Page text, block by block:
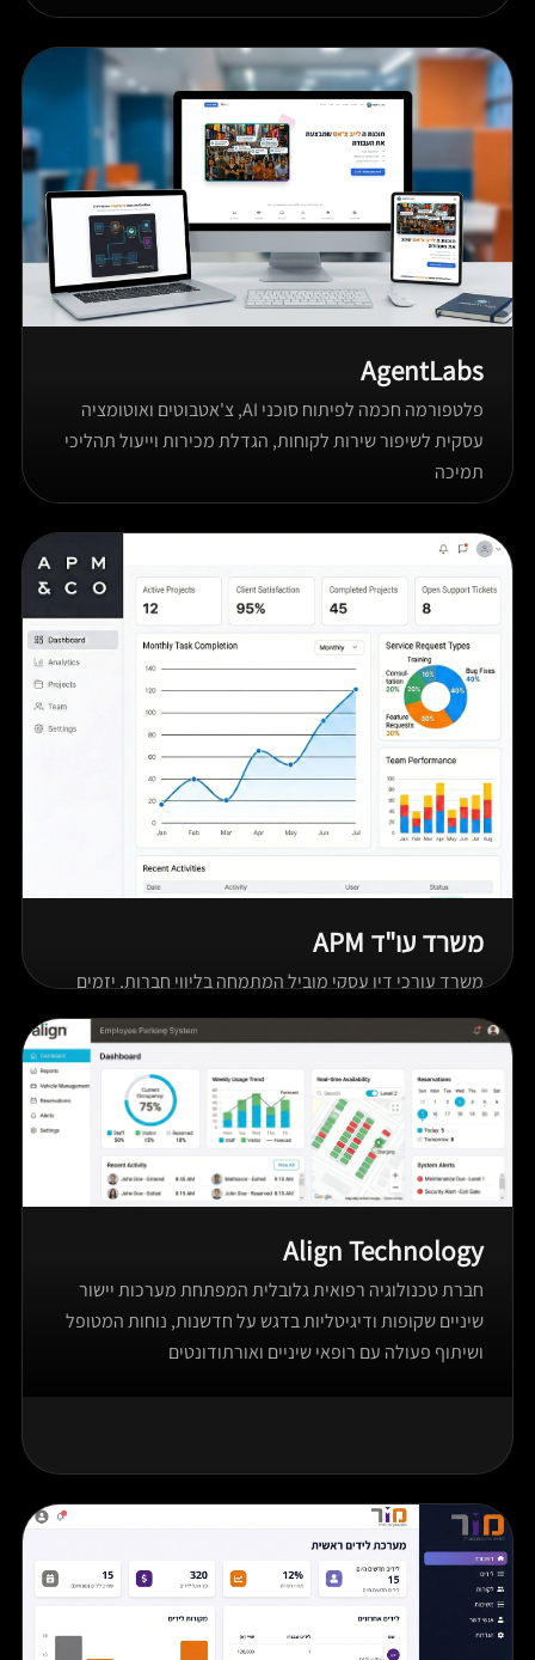
AgentLabs
פלטפורמה חכמה לפיתוח סוכני AI, צ'אטבוטים ואוטומציה
עסקית לשיפור שירות לקוחות, הגדלת מכירות וייעול תהליכי
תמיכה
משרד עו"ד APM
משרד עורכי דין עסקי מוביל המתמחה בליווי חברות, יזמים
ומשקיעים בתחומי המסחר, ההייטק, המימון, הנדל"ן
והליטיגציה המסחרית
Align Technology
חברת טכנולוגיה רפואית גלובלית המפתחת מערכות יישור
שיניים שקופות ודיגיטליות בדגש על חדשנות, נוחות המטופל
ושיתוף פעולה עם רופאי שיניים ואורתודונטים